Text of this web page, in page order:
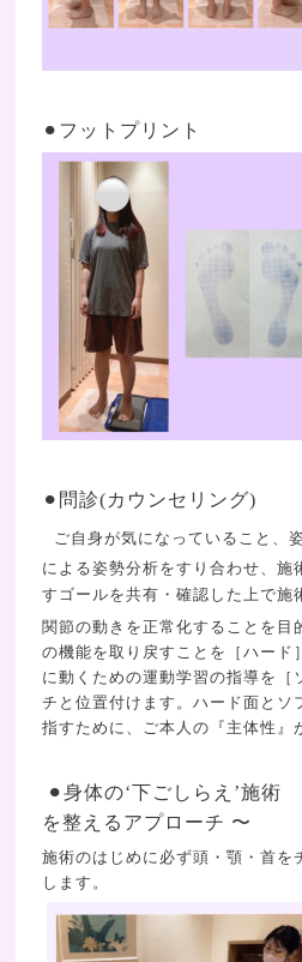
⚫︎ フットプリント
⚫︎問診(カウンセリング)
ご自身が気になっていること、
による姿勢分析をすり合わせ、 施
すゴールを共有・確認した上で施
関節の動きを正常化することを目
の機能を取り戻すことを［ハード
に動くための運動学習の指導を［
チと位置付けます。ハード面とソ
指すために、ご本人の『主体性』
⚫︎身体の‘下ごしらえ
を整えるアプローチ 〜
施術のはじめに必ず頭・顎・首を
します。